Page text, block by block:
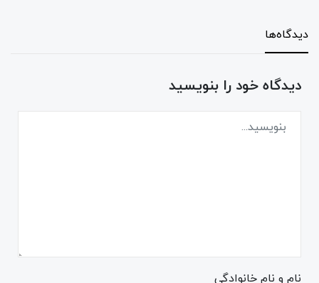
دیدگاه‌ها
دیدگاه خود را بنویسید
نام و نام خانوادگی